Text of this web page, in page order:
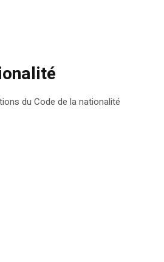
du Code de la nationalité